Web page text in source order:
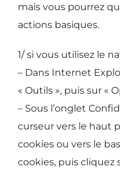
mais vous pourrez
actions basiques.
1/ si vous utilisez le
– Dans Internet
« Outils », puis sur «
– Sous l’onglet
curseur vers le haut
cookies ou vers le
cookies, puis cliquez